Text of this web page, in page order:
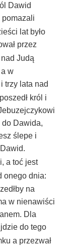
Dawid
pomazali
lat było
przez
Judą
w
trzy lata nad
król i
do Dawida,
ślepe i
a toć jest
onego dnia:
na
w nienawiści
Dla
do tego
a przezwał